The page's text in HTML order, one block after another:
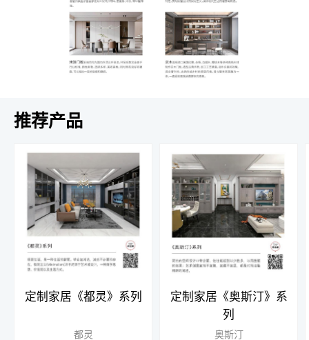
推荐产品
定制家居《都灵》系列
都灵
定制家居《奥斯汀》系
列
奥斯汀